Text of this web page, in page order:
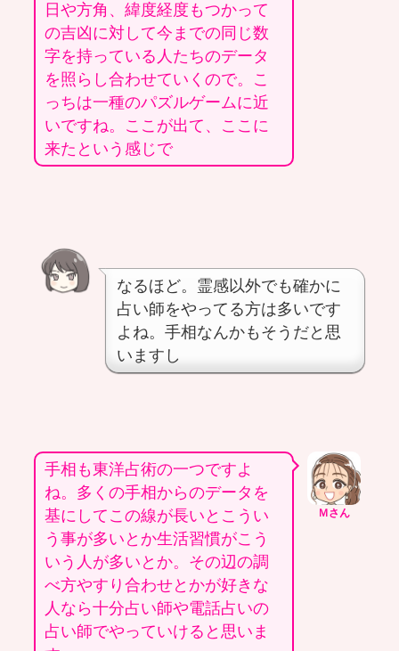
日や方角、緯度経度もつかって
の吉凶に対して今までの同じ数
字を持っている人たちのデータ
を照らし合わせていくので。こ
っちは一種のパズルゲームに近
いですね。ここが出て、ここに
来たという感じで
なるほど。霊感以外でも確かに
占い師をやってる方は多いです
よね。手相なんかもそうだと思
いますし
Ｍさん
手相も東洋占術の一つですよ
ね。多くの手相からのデータを
基にしてこの線が長いとこうい
う事が多いとか生活習慣がこう
いう人が多いとか。その辺の調
べ方やすり合わせとかが好きな
人なら十分占い師や電話占いの
占い師でやっていけると思いま